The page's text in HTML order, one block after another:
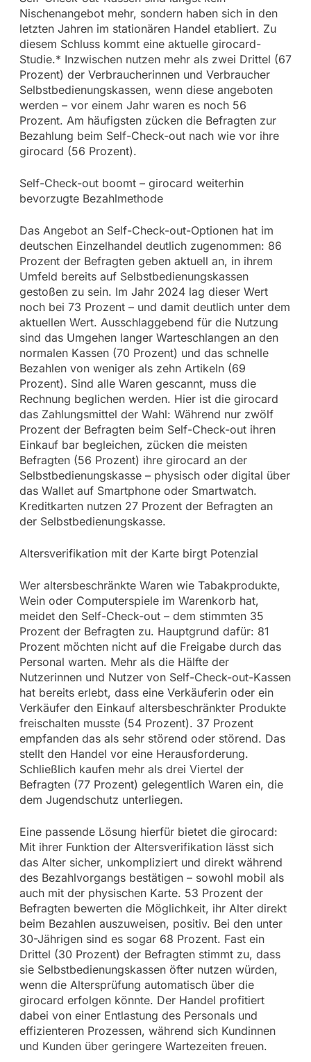
Nischenangebot mehr, sondern haben sich in den
letzten Jahren im stationären Handel etabliert. Zu
diesem Schluss kommt eine aktuelle girocard-
Studie.* Inzwischen nutzen mehr als zwei Drittel (67
Prozent) der Verbraucherinnen und Verbraucher
Selbstbedienungskassen, wenn diese angeboten
werden – vor einem Jahr waren es noch 56
Prozent. Am häufigsten zücken die Befragten zur
Bezahlung beim Self-Check-out nach wie vor ihre
girocard (56 Prozent).
Self-Check-out boomt – girocard weiterhin
bevorzugte Bezahlmethode
Das Angebot an Self-Check-out-Optionen hat im
deutschen Einzelhandel deutlich zugenommen: 86
Prozent der Befragten geben aktuell an, in ihrem
Umfeld bereits auf Selbstbedienungskassen
gestoßen zu sein. Im Jahr 2024 lag dieser Wert
noch bei 73 Prozent – und damit deutlich unter dem
aktuellen Wert. Ausschlaggebend für die Nutzung
sind das Umgehen langer Warteschlangen an den
normalen Kassen (70 Prozent) und das schnelle
Bezahlen von weniger als zehn Artikeln (69
Prozent). Sind alle Waren gescannt, muss die
Rechnung beglichen werden. Hier ist die girocard
das Zahlungsmittel der Wahl: Während nur zwölf
Prozent der Befragten beim Self-Check-out ihren
Einkauf bar begleichen, zücken die meisten
Befragten (56 Prozent) ihre girocard an der
Selbstbedienungskasse – physisch oder digital über
das Wallet auf Smartphone oder Smartwatch.
Kreditkarten nutzen 27 Prozent der Befragten an
der Selbstbedienungskasse.
Altersverifikation mit der Karte birgt Potenzial
Wer altersbeschränkte Waren wie Tabakprodukte,
Wein oder Computerspiele im Warenkorb hat,
meidet den Self-Check-out – dem stimmten 35
Prozent der Befragten zu. Hauptgrund dafür: 81
Prozent möchten nicht auf die Freigabe durch das
Personal warten. Mehr als die Hälfte der
Nutzerinnen und Nutzer von Self-Check-out-Kassen
hat bereits erlebt, dass eine Verkäuferin oder ein
Verkäufer den Einkauf altersbeschränkter Produkte
freischalten musste (54 Prozent). 37 Prozent
empfanden das als sehr störend oder störend. Das
stellt den Handel vor eine Herausforderung.
Schließlich kaufen mehr als drei Viertel der
Befragten (77 Prozent) gelegentlich Waren ein, die
dem Jugendschutz unterliegen.
Eine passende Lösung hierfür bietet die girocard:
Mit ihrer Funktion der Altersverifikation lässt sich
das Alter sicher, unkompliziert und direkt während
des Bezahlvorgangs bestätigen – sowohl mobil als
auch mit der physischen Karte. 53 Prozent der
Befragten bewerten die Möglichkeit, ihr Alter direkt
beim Bezahlen auszuweisen, positiv. Bei den unter
30-Jährigen sind es sogar 68 Prozent. Fast ein
Drittel (30 Prozent) der Befragten stimmt zu, dass
sie Selbstbedienungskassen öfter nutzen würden,
wenn die Altersprüfung automatisch über die
girocard erfolgen könnte. Der Handel profitiert
dabei von einer Entlastung des Personals und
effizienteren Prozessen, während sich Kundinnen
und Kunden über geringere Wartezeiten freuen.